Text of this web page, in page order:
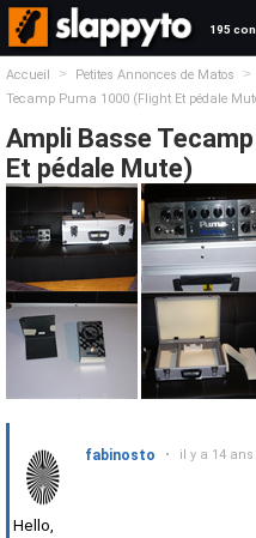
195
Accueil > Petites Annonces de Matos >
Tecamp Puma 1000 (Flight Et pédale
Ampli Basse
Et pédale Mute)
fabinosto • il y a 14 ans
Hello,